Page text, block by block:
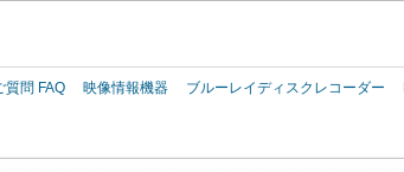
質問 FAQ 映像情報機器 ブルーレイディスクレコーダー